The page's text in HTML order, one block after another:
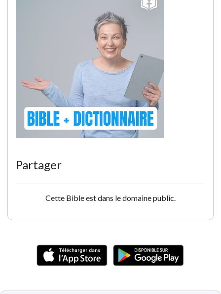
Partager
Cette Bible est dans le domaine public.